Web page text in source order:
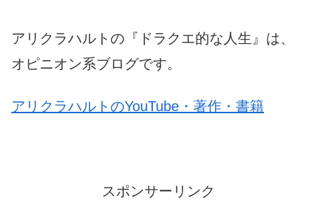
アリクラハルトの『ドラクエ的な人生』は、
オピニオン系ブログです。
アリクラハルトのYouTube・著作・書籍
スポンサーリンク